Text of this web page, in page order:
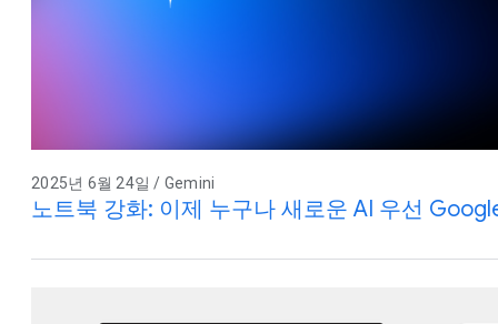
2025년 6월 24일 / Gemini
노트북 강화: 이제 누구나 새로운 AI 우선